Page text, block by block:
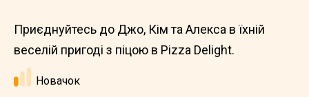
Приєднуйтесь до Джо, Кім та Алекса в їхній
веселій пригоді з піцою в Pizza Delight.
Новачок